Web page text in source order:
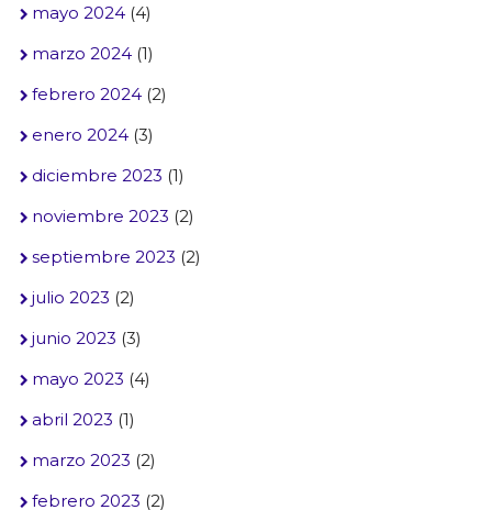
mayo 2024(4)
marzo 2024(1)
febrero 2024(2)
enero 2024(3)
diciembre 2023 (1)
noviembre 2023 (2)
septiembre 2023 (2)
julio 2023 (2)
junio 2023 (3)
mayo 2023 (4)
abril 2023 (1)
marzo 2023 (2)
febrero 2023 (2)